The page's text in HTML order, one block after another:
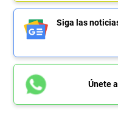
Siga las
Únete